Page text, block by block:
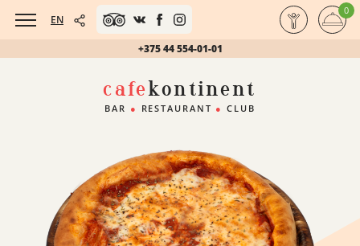
EN
+375 44 554-01-01
0
cafekontinent
BAR ● RESTAURANT ● CLUB